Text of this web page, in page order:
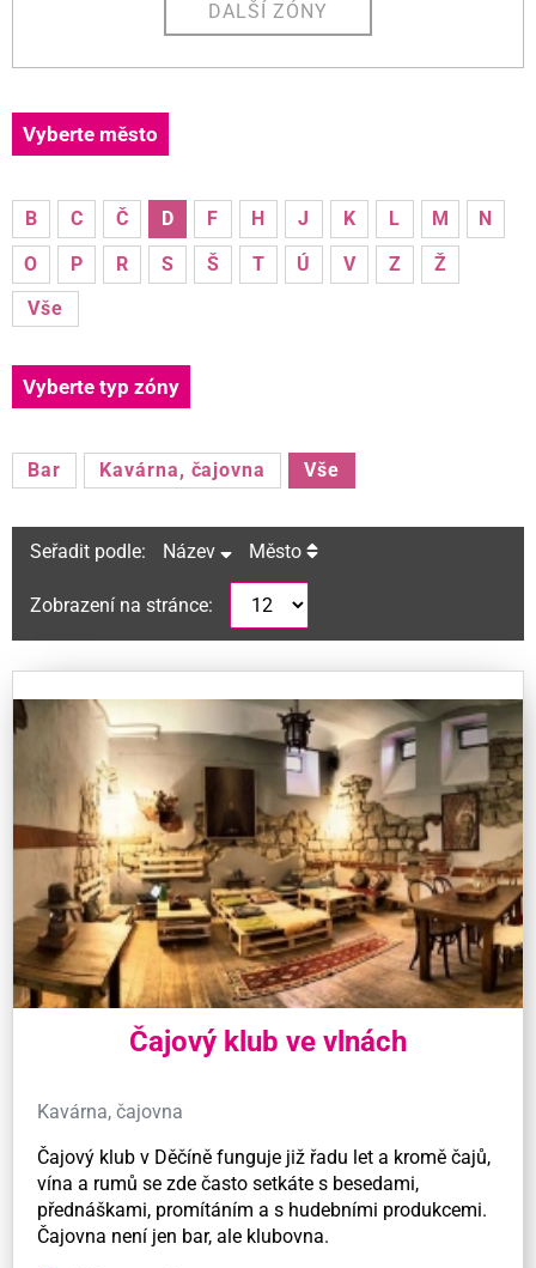
DALŠÍ ZÓNY
Vyberte město
B C Č D F H J K L M
N
O
P R S Š T Ú V Z
Ž
Vše
Vyberte typ zóny
Bar Kavárna, čajovna Vše
Seřadit podle: Název Město
Zobrazení na stránce:
Čajový klub ve vlnách
Kavárna, čajovna
Čajový klub v Děčíně funguje již řadu let a kromě čajů,
vína a rumů se zde často setkáte s besedami,
přednáškami, promítáním a s hudebními produkcemi.
Čajovna není jen bar, ale klubovna.